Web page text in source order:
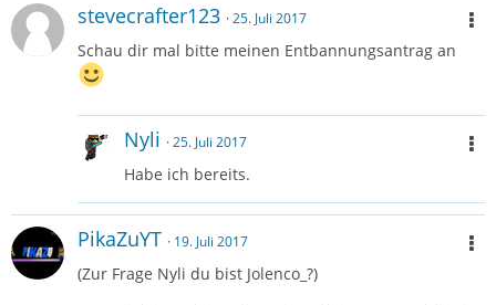
stevecrafter123 25. Juli 2017
Schau dir mal bitte meinen Entbannungsantrag an
Nyli 25. Juli 2017
Habe ich bereits.
PikaZuYT 19. Juli 2017
(Zur Frage Nyli du bist Jolenco_?)